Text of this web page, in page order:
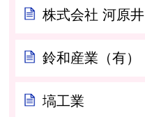
株式会社 河原井
鈴和産業（有）
塙工業